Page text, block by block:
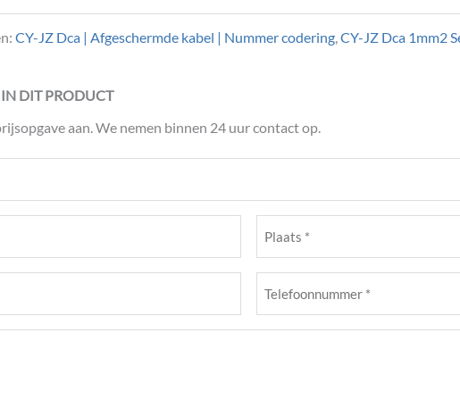
CY-JZ Dca | Afgeschermde kabel | Nummer codering,CY-JZ Dca 1mm2
IN DIT PRODUCT
aan. We nemen binnen 24 uur contact op.
Plaats
Telefoonnummer